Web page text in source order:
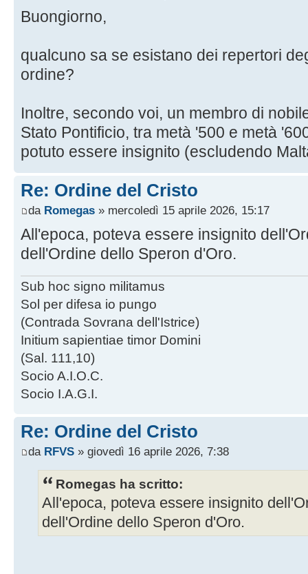
Buongiorno,
qualcuno sa se esistano dei repertori
ordine?
Inoltre, secondo voi, un membro di
Stato Pontificio, tra metà '500 e metà
potuto essere insignito (escludendo
Re: Ordine del Cristo
da Romegas » mercoledì 15 aprile 2026, 15:17
All'epoca, poteva essere insignito
dell'Ordine dello Speron d'Oro.
Sub hoc signo militamus
Sol per difesa io pungo
(Contrada Sovrana dell'Istrice)
Initium sapientiae timor Domini
(Sal. 111,10)
Socio A.I.O.C.
Socio I.A.G.I.
Re: Ordine del Cristo
da RFVS » giovedì 16 aprile 2026, 7:38
Romegas ha scritto:
All'epoca, poteva essere insignito
dell'Ordine dello Speron d'Oro.